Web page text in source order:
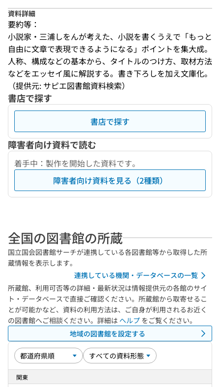
資料詳細
要約等：
小説家・三浦しをんが考えた、小説を書くうえで「もっと
自由に文章で表現できるようになる」ポイントを集大成。
人称、構成などの基本から、タイトルのつけ方、取材方法
などをエッセイ風に解説する。書き下ろしを加え文庫化。
（提供元: サピエ図書館資料検索）
書店で探す
書店で探す
障害者向け資料で読む
着手中：製作を開始した資料です。
障害者向け資料を見る（2種類）
全国の図書館の所蔵
国立国会図書館サーチが連携している各図書館等から取得した所
蔵情報を表示します。
連携している機関・データベースの一覧
所蔵館、利用可否等の詳細・最新状況は情報提供元の各館のサイ
ト・データベースで直接ご確認ください。所蔵館から取寄せるこ
とが可能かなど、資料の利用方法は、ご自身が利用されるお近く
の図書館へご相談ください。詳細は ヘルプ をご覧ください。
地域の図書館を設定する
関東